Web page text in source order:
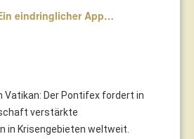
eindringlicher App…
Vatikan: Der Pontifex fordert in
verstärkte
in Krisengebieten weltweit.